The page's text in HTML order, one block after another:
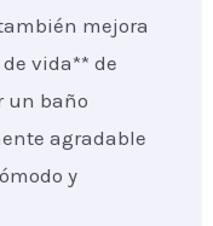
mejora
vida** de
un baño
agradable
y